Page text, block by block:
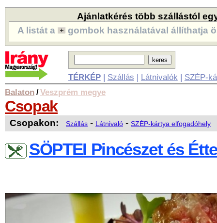
Ajánlatkérés több szállástól
A listát a
gombok használatával állíthatja
TÉRKÉP| Szállás | Látnivalók | SZÉP-
Balaton /Veszprém megye
Csopak
Csopakon: Szállás - Látnivaló - SZÉP-kártya elfogadóhely
SÖPTEI Pincészet és